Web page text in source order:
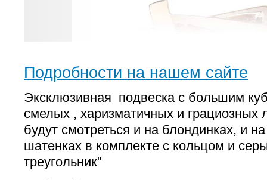
Подробности на нашем сайте
Эксклюзивная подвеска с большим
смелых , харизматичных и грациозных
будут смотреться и на блондинках, и
шатенках в комплекте с кольцом и
треугольник"